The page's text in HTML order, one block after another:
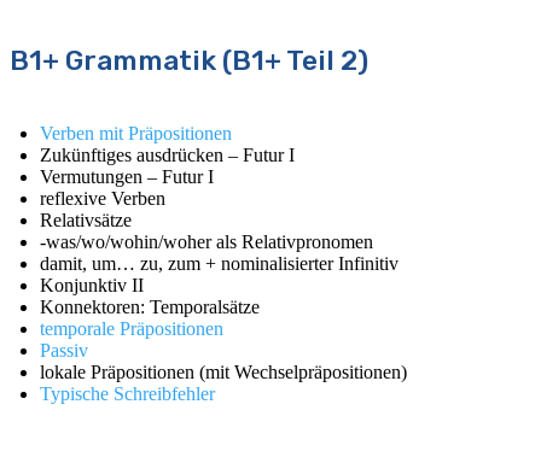
B1+ Grammatik (B1+ Teil 2)
Verben mit Präpositionen
Zukünftiges ausdrücken – Futur I
Vermutungen – Futur I
reflexive Verben
Relativsätze
-was/wo/wohin/woher als Relativpronomen
damit, um… zu, zum + nominalisierter Infinitiv
Konjunktiv II
Konnektoren: Temporalsätze
temporale Präpositionen
Passiv
lokale Präpositionen (mit Wechselpräpositionen)
Typische Schreibfehler